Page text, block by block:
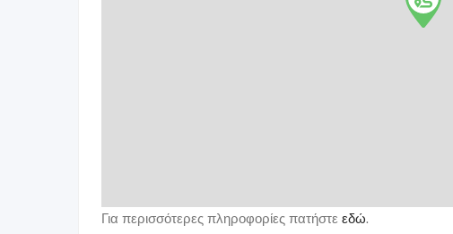
Για περισσότερες πληροφορίες πατήστε εδώ.